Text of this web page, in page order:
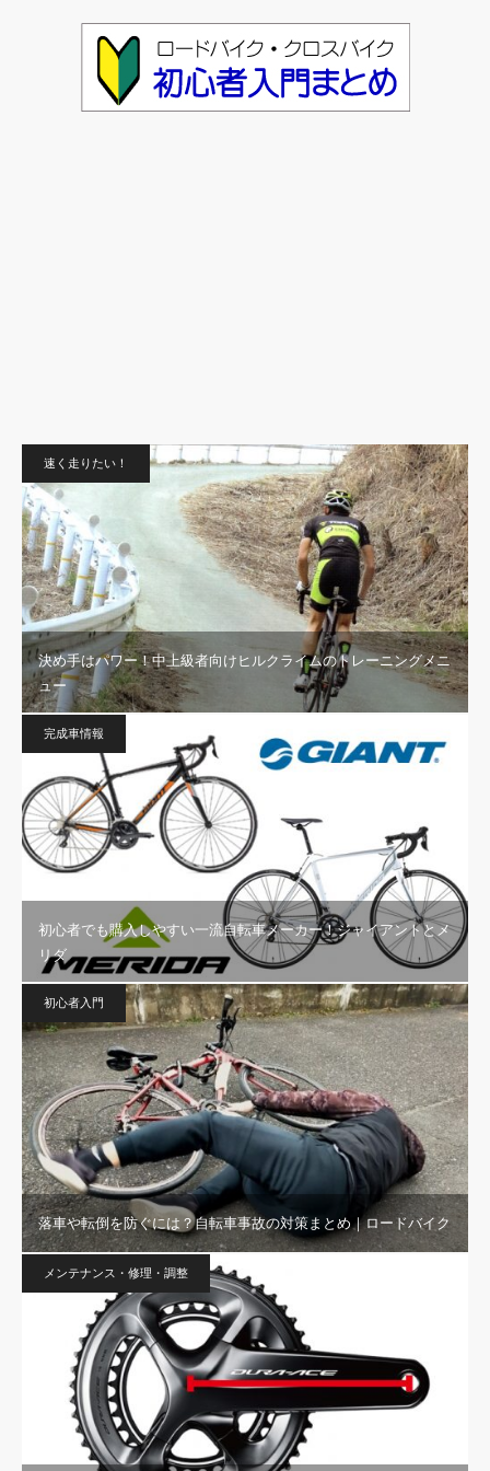
速く走りたい！
決め手はパワー！中上級者向けヒルクライムのトレーニングメニ
ュー
完成車情報
初心者でも購入しやすい一流自転車メーカー！ジャイアントとメ
リダ
初心者入門
落車や転倒を防ぐには？自転車事故の対策まとめ｜ロードバイク
メンテナンス・修理・調整